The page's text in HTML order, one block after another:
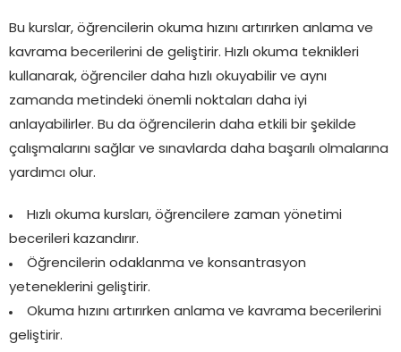
Bu kurslar, öğrencilerin okuma hızını artırırken anlama ve
kavrama becerilerini de geliştirir. Hızlı okuma teknikleri
kullanarak, öğrenciler daha hızlı okuyabilir ve aynı
zamanda metindeki önemli noktaları daha iyi
anlayabilirler. Bu da öğrencilerin daha etkili bir şekilde
çalışmalarını sağlar ve sınavlarda daha başarılı olmalarına
yardımcı olur.
Hızlı okuma kursları, öğrencilere zaman yönetimi
becerileri kazandırır.
Öğrencilerin odaklanma ve konsantrasyon
yeteneklerini geliştirir.
Okuma hızını artırırken anlama ve kavrama becerilerini
geliştirir.